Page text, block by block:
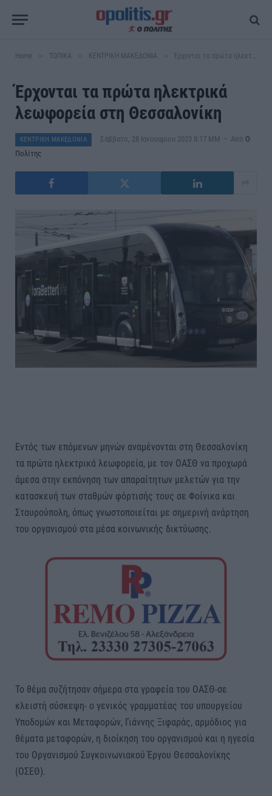
Home ΤΟΠΙΚΑ ΚΕΝΤΡΙΚΗ ΜΑΚΕΔΟΝΙΑ Έρχονται τα πρώτα ηλεκτρικά λεωφορεία στη Θεσσαλονίκη
Έρχονται τα πρώτα ηλεκτρικά
λεωφορεία στη Θεσσαλονίκη
ΚΕΝΤΡΙΚΗ ΜΑΚΕΔΟΝΙΑ Σάββατο, 28 Ιανουαρίου 2023 8:17 ΜΜ Από Ο
Πολίτης
Εντός των επόμενων μηνών αναμένονται στη Θεσσαλονίκη
τα πρώτα ηλεκτρικά λεωφορεία, με τον ΟΑΣΘ να προχωρά
άμεσα στην εκπόνηση των απαραίτητων μελετών για την
κατασκευή των σταθμών φόρτισής τους σε Φοίνικα και
Σταυρούπολη, όπως γνωστοποιείται με σημερινή ανάρτηση
του οργανισμού στα μέσα κοινωνικής δικτύωσης.
Το θέμα συζήτησαν σήμερα στα γραφεία του ΟΑΣΘ-σε
κλειστή σύσκεψη- ο γενικός γραμματέας του υπουργείου
Υποδομών και Μεταφορών, Γιάννης Ξιφαράς, αρμόδιος για
θέματα μεταφορών, η διοίκηση του οργανισμού και η ηγεσία
του Οργανισμού Συγκοινωνιακού Έργου Θεσσαλονίκης
(ΟΣΕΘ).